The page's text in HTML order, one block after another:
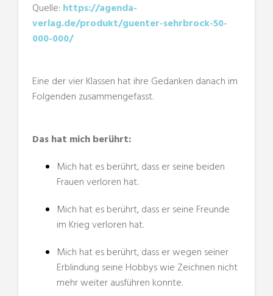
Quelle: https://agenda-
verlag.de/produkt/guenter-sehrbrock-50-
000-000/
Eine der vier Klassen hat ihre Gedanken danach im
Folgenden zusammengefasst.
Das hat mich berührt:
Mich hat es berührt, dass er seine beiden
Frauen verloren hat.
Mich hat es berührt, dass er seine Freunde
im Krieg verloren hat.
Mich hat es berührt, dass er wegen seiner
Erblindung seine Hobbys wie Zeichnen nicht
mehr weiter ausführen konnte.